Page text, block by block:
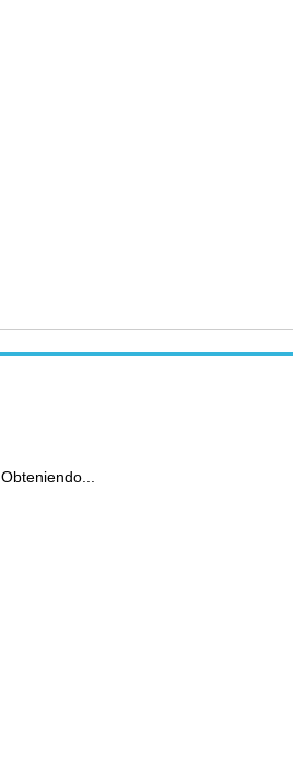
Obteniendo...